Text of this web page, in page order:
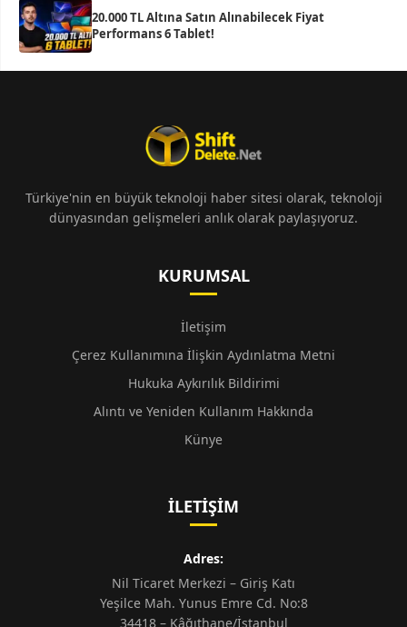
20.000 TL Altına Satın Alınabilecek Fiyat
Performans 6 Tablet!
Türkiye'nin en büyük teknoloji haber sitesi olarak, teknoloji
dünyasından gelişmeleri anlık olarak paylaşıyoruz.
KURUMSAL
İletişim
Çerez Kullanımına İlişkin Aydınlatma Metni
Hukuka Aykırılık Bildirimi
Alıntı ve Yeniden Kullanım Hakkında
Künye
İLETIŞIM
Adres:
Nil Ticaret Merkezi – Giriş Katı
Yeşilce Mah. Yunus Emre Cd. No:8
34418 – Kâğıthane/İstanbul